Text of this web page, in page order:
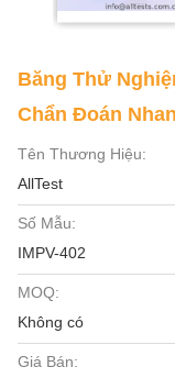
Băng Thử
Chẩn Đoán
Tên Thương Hiệu:
AllTest
Số Mẫu:
IMPV-402
MOQ:
Không có
Giá Bán: